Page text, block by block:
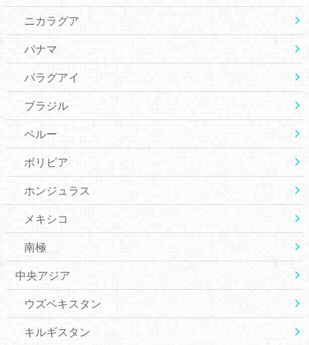
ニカラグア
パナマ
パラグアイ
ブラジル
ペルー
ボリビア
ホンジュラス
メキシコ
南極
中央アジア
ウズベキスタン
キルギスタン